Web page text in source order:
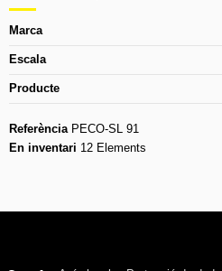
Marca
Escala
Producte
Referència PECO-SL 91
En inventari 12 Elements